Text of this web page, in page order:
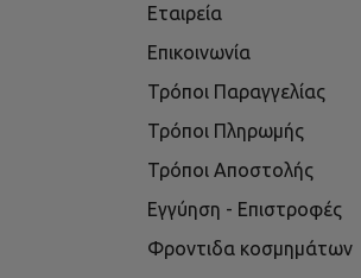
Εταιρεία
Επικοινωνία
Τρόποι Παραγγελίας
Τρόποι Πληρωμής
Τρόποι Αποστολής
Εγγύηση - Επιστροφές
Φροντιδα κοσμημάτων